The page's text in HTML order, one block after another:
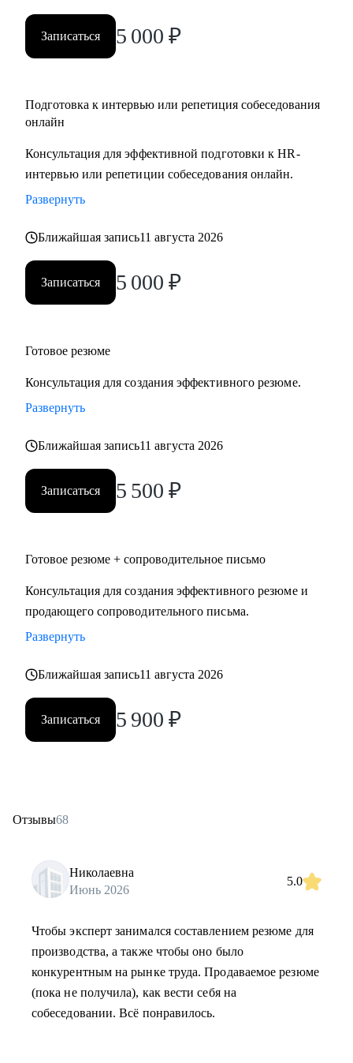
Записаться 5 000 ₽
Подготовка к интервью или репетиция собеседования
онлайн
Консультация для эффективной подготовки к HR-
интервью или репетиции собеседования онлайн.
Развернуть
Ближайшая запись11 августа 2026
Записаться 5 000 ₽
Готовое резюме
Консультация для создания эффективного резюме.
Развернуть
Ближайшая запись11 августа 2026
Записаться 5 500 ₽
Готовое резюме + сопроводительное письмо
Консультация для создания эффективного резюме и
продающего сопроводительного письма.
Развернуть
Ближайшая запись11 августа 2026
Записаться 5 900 ₽
Отзывы68
Николаевна
Июнь 2026
5.0
Чтобы эксперт занимался составлением резюме для
производства, а также чтобы оно было
конкурентным на рынке труда. Продаваемое резюме
(пока не получила), как вести себя на
собеседовании. Всё понравилось.